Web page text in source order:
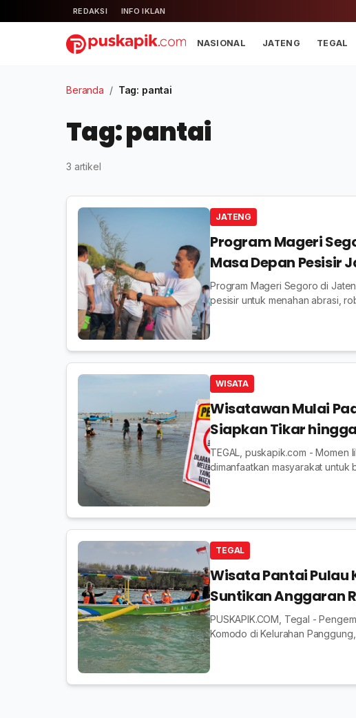
REDAKSI INFO IKLAN
NASIONAL JATENG TEGAL
Beranda / Tag: pantai
Tag: pantai
3 artikel
JATENG
Program Mageri
Masa Depan Pesisir
Program Mageri Segoro di
pesisir untuk menahan abrasi,
WISATA
Wisatawan Mulai
Siapkan Tikar
TEGAL, puskapik.com - Momen
dimanfaatkan masyarakat untuk
TEGAL
Wisata Pantai Pulau
Suntikan Anggaran
PUSKAPIK.COM, Tegal -
Komodo di Kelurahan